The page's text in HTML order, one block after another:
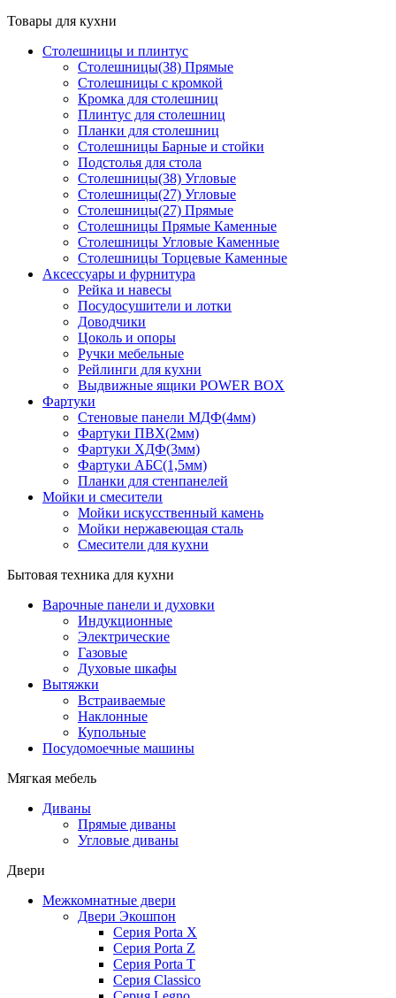
Товары для кухни
Столешницы и плинтус
Столешницы(38) Прямые
Столешницы с кромкой
Кромка для столешниц
Плинтус для столешниц
Планки для столешниц
Столешницы Барные и стойки
Подстолья для стола
Столешницы(38) Угловые
Столешницы(27) Угловые
Столешницы(27) Прямые
Столешницы Прямые Каменные
Столешницы Угловые Каменные
Столешницы Торцевые Каменные
Аксессуары и фурнитура
Рейка и навесы
Посудосушители и лотки
Доводчики
Цоколь и опоры
Ручки мебельные
Рейлинги для кухни
Выдвижные ящики POWER BOX
Фартуки
Стеновые панели МДФ(4мм)
Фартуки ПВХ(2мм)
Фартуки ХДФ(3мм)
Фартуки АБС(1,5мм)
Планки для стенпанелей
Мойки и смесители
Мойки искусственный камень
Мойки нержавеющая сталь
Смесители для кухни
Бытовая техника для кухни
Варочные панели и духовки
Индукционные
Электрические
Газовые
Духовые шкафы
Вытяжки
Встраиваемые
Наклонные
Купольные
Посудомоечные машины
Мягкая мебель
Диваны
Прямые диваны
Угловые диваны
Двери
Межкомнатные двери
Двери Экошпон
Серия Porta X
Серия Porta Z
Серия Porta T
Серия Classico